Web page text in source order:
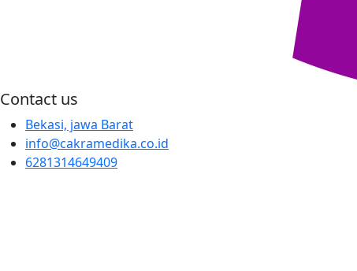
Contact us
Bekasi, jawa Barat
info@cakramedika.co.id
6281314649409